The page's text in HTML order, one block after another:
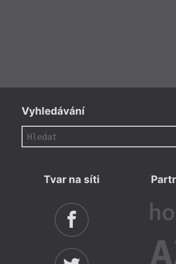
Vyhledávání
Tvar na síti